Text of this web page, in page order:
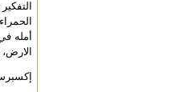
أمله